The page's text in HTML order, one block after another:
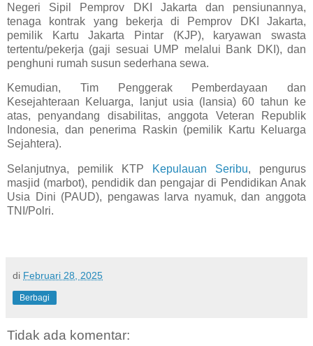
Negeri Sipil Pemprov DKI Jakarta dan pensiunannya,
tenaga kontrak yang bekerja di Pemprov DKI Jakarta,
pemilik Kartu Jakarta Pintar (KJP), karyawan swasta
tertentu/pekerja (gaji sesuai UMP melalui Bank DKI), dan
penghuni rumah susun sederhana sewa.
Kemudian, Tim Penggerak Pemberdayaan dan
Kesejahteraan Keluarga, lanjut usia (lansia) 60 tahun ke
atas, penyandang disabilitas, anggota Veteran Republik
Indonesia, dan penerima Raskin (pemilik Kartu Keluarga
Sejahtera).
Selanjutnya, pemilik KTP Kepulauan Seribu, pengurus
masjid (marbot), pendidik dan pengajar di Pendidikan Anak
Usia Dini (PAUD), pengawas larva nyamuk, dan anggota
TNI/Polri.
di Februari 28, 2025
Berbagi
Tidak ada komentar: